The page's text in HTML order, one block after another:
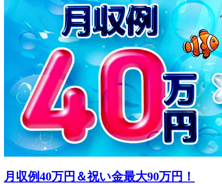
月収例40万円＆祝い金最大90万円！